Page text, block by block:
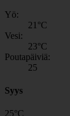
Yö:
21 °C
Vesi:
23°C
Poutapäiviä:
25
Syys
25°C